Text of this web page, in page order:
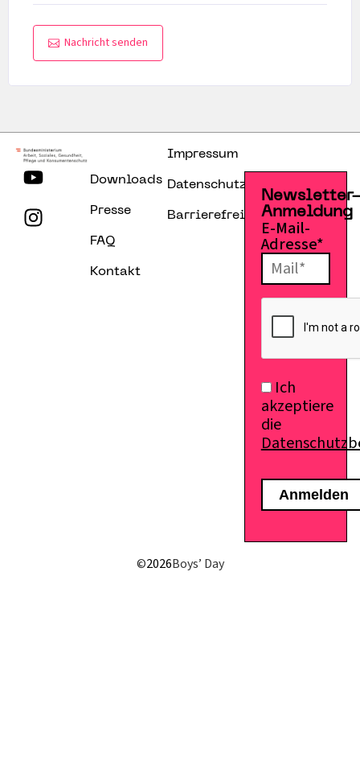
Nachricht senden
Downloads
Presse
FAQ
Kontakt
Impressum
Datenschutzerklärung
Barrierefreiheitserklärung
Anmeldung
E-Mail-
Adresse*
Ich
akzeptiere
die
©2026Boys’ Day